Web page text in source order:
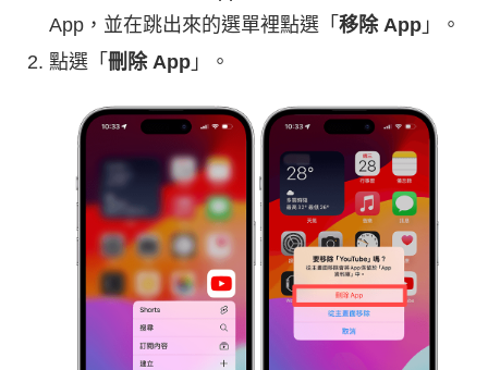
App，並在跳出來的選單裡點選「 移除 App 」。
點選「 刪除 App 」。